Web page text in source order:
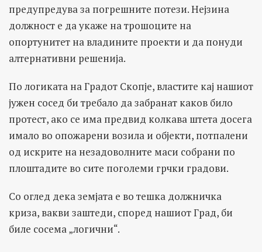
предупредува за погрешните потези. Нејзина
должност е да укаже на трошоците на
опортунитет на владините проекти и да понуди
алтернативни решенија.
По логиката на Градот Скопје, властите кај нашиот
јужен сосед би требало да забранат каков било
протест, ако се има предвид колкава штета досега
имало во опожарени возила и објекти, потпалени
од искрите на незадоволните маси собрани по
плоштадите во сите поголеми грчки градови.
Со оглед дека земјата е во тешка должничка
криза, вакви заштеди, според нашиот Град, би
биле сосема „логични“.